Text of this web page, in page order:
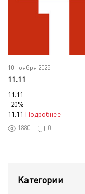
10 ноября 2025
11.11
11.11
-20%
11.11 Подробнее
1880 0
Категории